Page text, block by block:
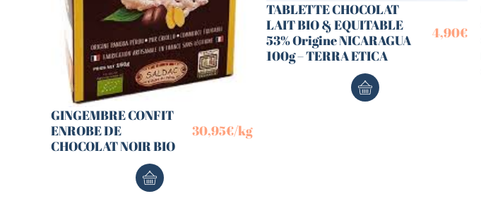
GINGEMBRE CONFIT
ENROBE DE
CHOCOLAT NOIR BIO
30,95€/kg
TABLETTE CHOCOLAT
LAIT BIO & EQUITABLE
53% Origine NICARAGUA
100g – TERRA ETICA
4,90€